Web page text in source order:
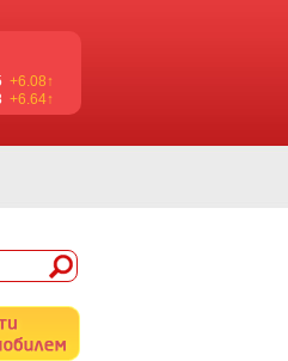
+6.08↑
+6.64↑